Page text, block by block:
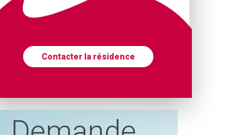
Contacter la résidence